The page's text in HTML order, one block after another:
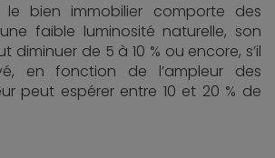
le bien immobilier comporte des
faible luminosité naturelle, son
diminuer de 5 à 10 % ou encore, s’il
en fonction de l’ampleur des
peut espérer entre 10 et 20 % de